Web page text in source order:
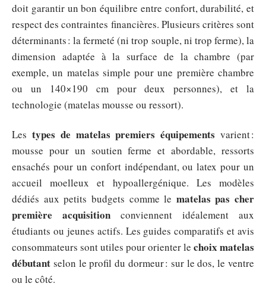
doit garantir un bon équilibre entre confort, durabilité, et
respect des contraintes financières. Plusieurs critères sont
déterminants : la fermeté (ni trop souple, ni trop ferme), la
dimension adaptée à la surface de la chambre (par
exemple, un matelas simple pour une première chambre
ou un 140×190 cm pour deux personnes), et la
technologie (matelas mousse ou ressort).
Les types de matelas premiers équipements varient :
mousse pour un soutien ferme et abordable, ressorts
ensachés pour un confort indépendant, ou latex pour un
accueil moelleux et hypoallergénique. Les modèles
dédiés aux petits budgets comme le matelas pas cher
première acquisition conviennent idéalement aux
étudiants ou jeunes actifs. Les guides comparatifs et avis
consommateurs sont utiles pour orienter le choix matelas
débutant selon le profil du dormeur : sur le dos, le ventre
ou le côté.